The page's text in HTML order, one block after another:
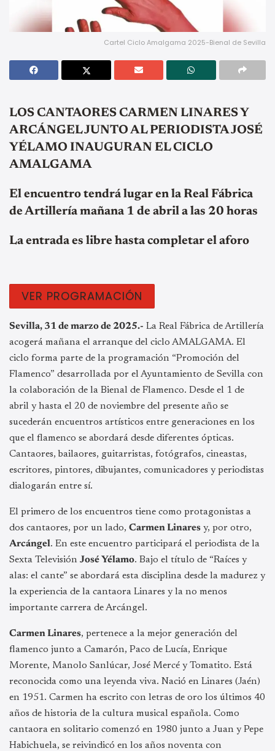
Cartel Ciclo Amalgama 2025-Bienal de Sevilla
LOS CANTAORES CARMEN LINARES Y
ARCÁNGEL JUNTO AL PERIODISTA JOSÉ
YÉLAMO INAUGURAN EL CICLO
AMALGAMA
El encuentro tendrá lugar en la Real Fábrica
de Artillería mañana 1 de abril a las 20 horas
La entrada es libre hasta completar el aforo
VER PROGRAMACIÓN
Sevilla, 31 de marzo de 2025.- La Real Fábrica de Artillería
acogerá mañana el arranque del ciclo AMALGAMA. El
ciclo forma parte de la programación “Promoción del
Flamenco” desarrollada por el Ayuntamiento de Sevilla con
la colaboración de la Bienal de Flamenco. Desde el 1 de
abril y hasta el 20 de noviembre del presente año se
sucederán encuentros artísticos entre generaciones en los
que el flamenco se abordará desde diferentes ópticas.
Cantaores, bailaores, guitarristas, fotógrafos, cineastas,
escritores, pintores, dibujantes, comunicadores y periodistas
dialogarán entre sí.
El primero de los encuentros tiene como protagonistas a
dos cantaores, por un lado, Carmen Linares y, por otro,
Arcángel. En este encuentro participará el periodista de la
Sexta Televisión José Yélamo. Bajo el título de “Raíces y
alas: el cante” se abordará esta disciplina desde la madurez y
la experiencia de la cantaora Linares y la no menos
importante carrera de Arcángel.
Carmen Linares, pertenece a la mejor generación del
flamenco junto a Camarón, Paco de Lucía, Enrique
Morente, Manolo Sanlúcar, José Mercé y Tomatito. Está
reconocida como una leyenda viva. Nació en Linares (Jaén)
en 1951. Carmen ha escrito con letras de oro los últimos 40
años de historia de la cultura musical española. Como
cantaora en solitario comenzó en 1980 junto a Juan y Pepe
Habichuela, se reivindicó en los años noventa con